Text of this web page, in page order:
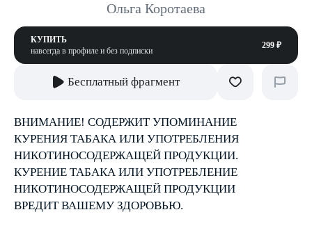
Ольга Коротаева
КУПИТЬ
навсегда в профиле и без подписки
299 ₽
Бесплатный фрагмент
ВНИМАНИЕ! СОДЕРЖИТ УПОМИНАНИЕ
КУРЕНИЯ ТАБАКА ИЛИ УПОТРЕБЛЕНИЯ
НИКОТИНОСОДЕРЖАЩЕЙ ПРОДУКЦИИ.
КУРЕНИЕ ТАБАКА ИЛИ УПОТРЕБЛЕНИЕ
НИКОТИНОСОДЕРЖАЩЕЙ ПРОДУКЦИИ
ВРЕДИТ ВАШЕМУ ЗДОРОВЬЮ.